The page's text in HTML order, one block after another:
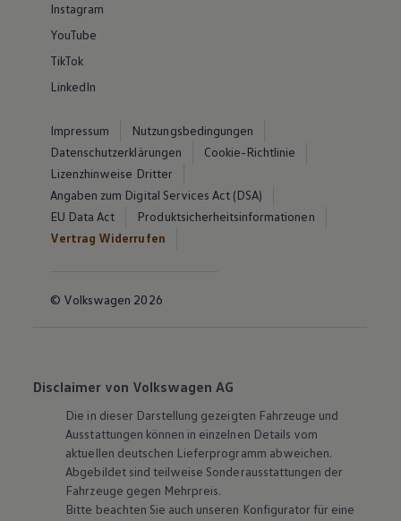
Instagram
YouTube
TikTok
LinkedIn
Impressum
Nutzungsbedingungen
Datenschutzerklärungen
Cookie-Richtlinie
Lizenzhinweise Dritter
Angaben zum Digital Services Act (DSA)
EU Data Act
Produktsicherheitsinformationen
Vertrag Widerrufen
© Volkswagen 2026
Disclaimer von Volkswagen AG
Die in dieser Darstellung gezeigten Fahrzeuge und
Ausstattungen können in einzelnen Details vom
aktuellen deutschen Lieferprogramm abweichen.
Abgebildet sind teilweise Sonderausstattungen der
Fahrzeuge gegen Mehrpreis.
Bitte beachten Sie auch unseren Konfigurator für eine